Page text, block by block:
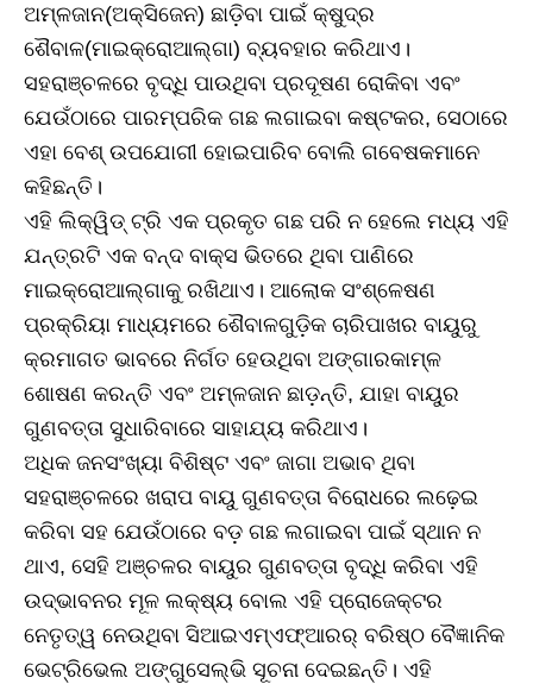
ଅମ୍ଳଜାନ(ଅକ୍ସିଜେନ) ଛାଡ଼ିବା ପାଇଁ କ୍ଷୁଦ୍ର
ଶୈବାଳ(ମାଇକ୍ରୋଆଲ୍‌ଗା) ବ୍ୟବହାର କରିଥାଏ।
ସହରାଞ୍ଚଳରେ ବୃଦ୍ଧି ପାଉଥିବା ପ୍ରଦୂଷଣ ରୋକିବା ଏବଂ
ଯେଉଁଠାରେ ପାରମ୍ପରିକ ଗଛ ଲଗାଇବା କଷ୍ଟକର, ସେଠାରେ
ଏହା ବେଶ୍‌ ଉପଯୋଗୀ ହୋଇପାରିବ ବୋଲି ଗବେଷକମାନେ
କହିଛନ୍ତି।
ଏହି ଲିକ୍ୱିଡ୍‌ ଟ୍ରି ଏକ ପ୍ରକୃତ ଗଛ ପରି ନ ହେଲେ ମଧ୍ୟ ଏହି
ଯନ୍ତ୍ରଟି ଏକ ବନ୍ଦ ବାକ୍ସ ଭିତରେ ଥିବା ପାଣିରେ
ମାଇକ୍ରୋଆଲ୍‌ଗାକୁ ରଖିଥାଏ। ଆଲୋକ ସଂଶ୍ଳେଷଣ
ପ୍ରକ୍ରିୟା ମାଧ୍ୟମରେ ଶୈବାଳଗୁଡ଼ିକ ଚାରିପାଖର ବାୟୁରୁ
କ୍ରମାଗତ ଭାବରେ ନିର୍ଗତ ହେଉଥିବା ଅଙ୍ଗାରକାମ୍ଳ
ଶୋଷଣ କରନ୍ତି ଏବଂ ଅମ୍ଳଜାନ ଛାଡ଼ନ୍ତି, ଯାହା ବାୟୁର
ଗୁଣବତ୍ତା ସୁଧାରିବାରେ ସାହାଯ୍ୟ କରିଥାଏ।
ଅଧିକ ଜନସଂଖ୍ୟା ବିଶିଷ୍ଟ ଏବଂ ଜାଗା ଅଭାବ ଥିବା
ସହରାଞ୍ଚଳରେ ଖରାପ ବାୟୁ ଗୁଣବତ୍ତା ବିରୋଧରେ ଲଢ଼େଇ
କରିବା ସହ ଯେଉଁଠାରେ ବଡ଼ ଗଛ ଲଗାଇବା ପାଇଁ ସ୍ଥାନ ନ
ଥାଏ, ସେହି ଅଞ୍ଚଳର ବାୟୁର ଗୁଣବତ୍ତା ବୃଦ୍ଧି କରିବା ଏହି
ଉଦ୍ଭାବନର ମୂଳ ଲକ୍ଷ୍ୟ ବୋଲ ଏହି ପ୍ରୋଜେକ୍ଟର
ନେତୃତ୍ୱ ନେଉଥିବା ସିଆଇଏମ୍‌ଏଫ୍‌ଆରର୍‌ ବରିଷ୍ଠ ବୈଜ୍ଞାନିକ
ଭେଟ୍ରିଭେଲ ଅଙ୍ଗୁସେଲ୍‌ଭି ସୂଚନା ଦେଇଛନ୍ତି। ଏହି